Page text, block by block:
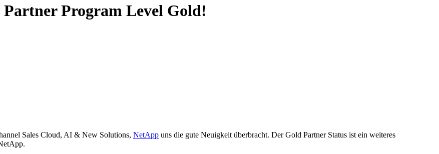
Program Level Gold!
Sales Cloud, AI & New Solutions, NetApp uns die gute Neuigkeit überbracht. Der Gold Partner Status ist ein weiteres